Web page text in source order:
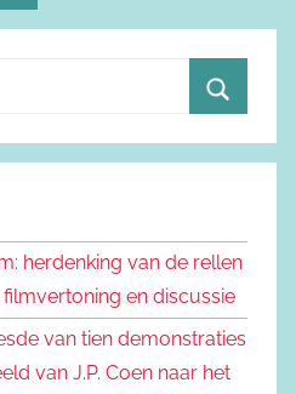
o
e
n
herdenking van de rellen
en discussie
van tien demonstraties
van J.P. Coen naar het